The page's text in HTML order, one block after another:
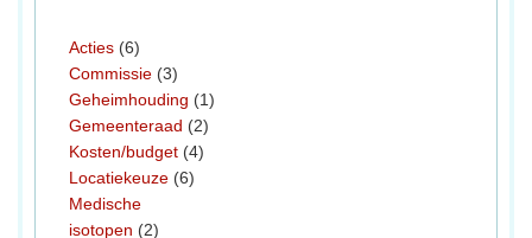
Acties (6)
Commissie (3)
Geheimhouding (1)
Gemeenteraad (2)
Kosten/budget (4)
Locatiekeuze (6)
Medische
isotopen (2)